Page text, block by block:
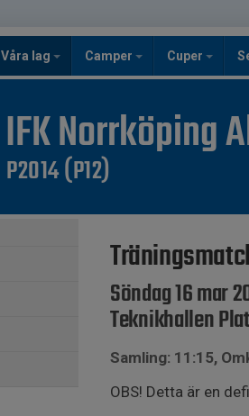
Våra lag Camper Cuper
IFK Norrköping
P2014 (P12)
Söndag 16 mar
Teknikhallen
Samling: 11:15,
OBS! Detta är en